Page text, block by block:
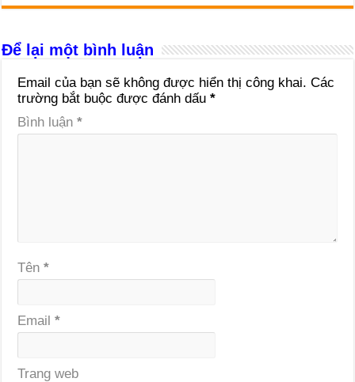
Để lại một bình luận
Email của bạn sẽ không được hiển thị công khai. Các
trường bắt buộc được đánh dấu*
Bình luận*
Tên*
Email*
Trang web